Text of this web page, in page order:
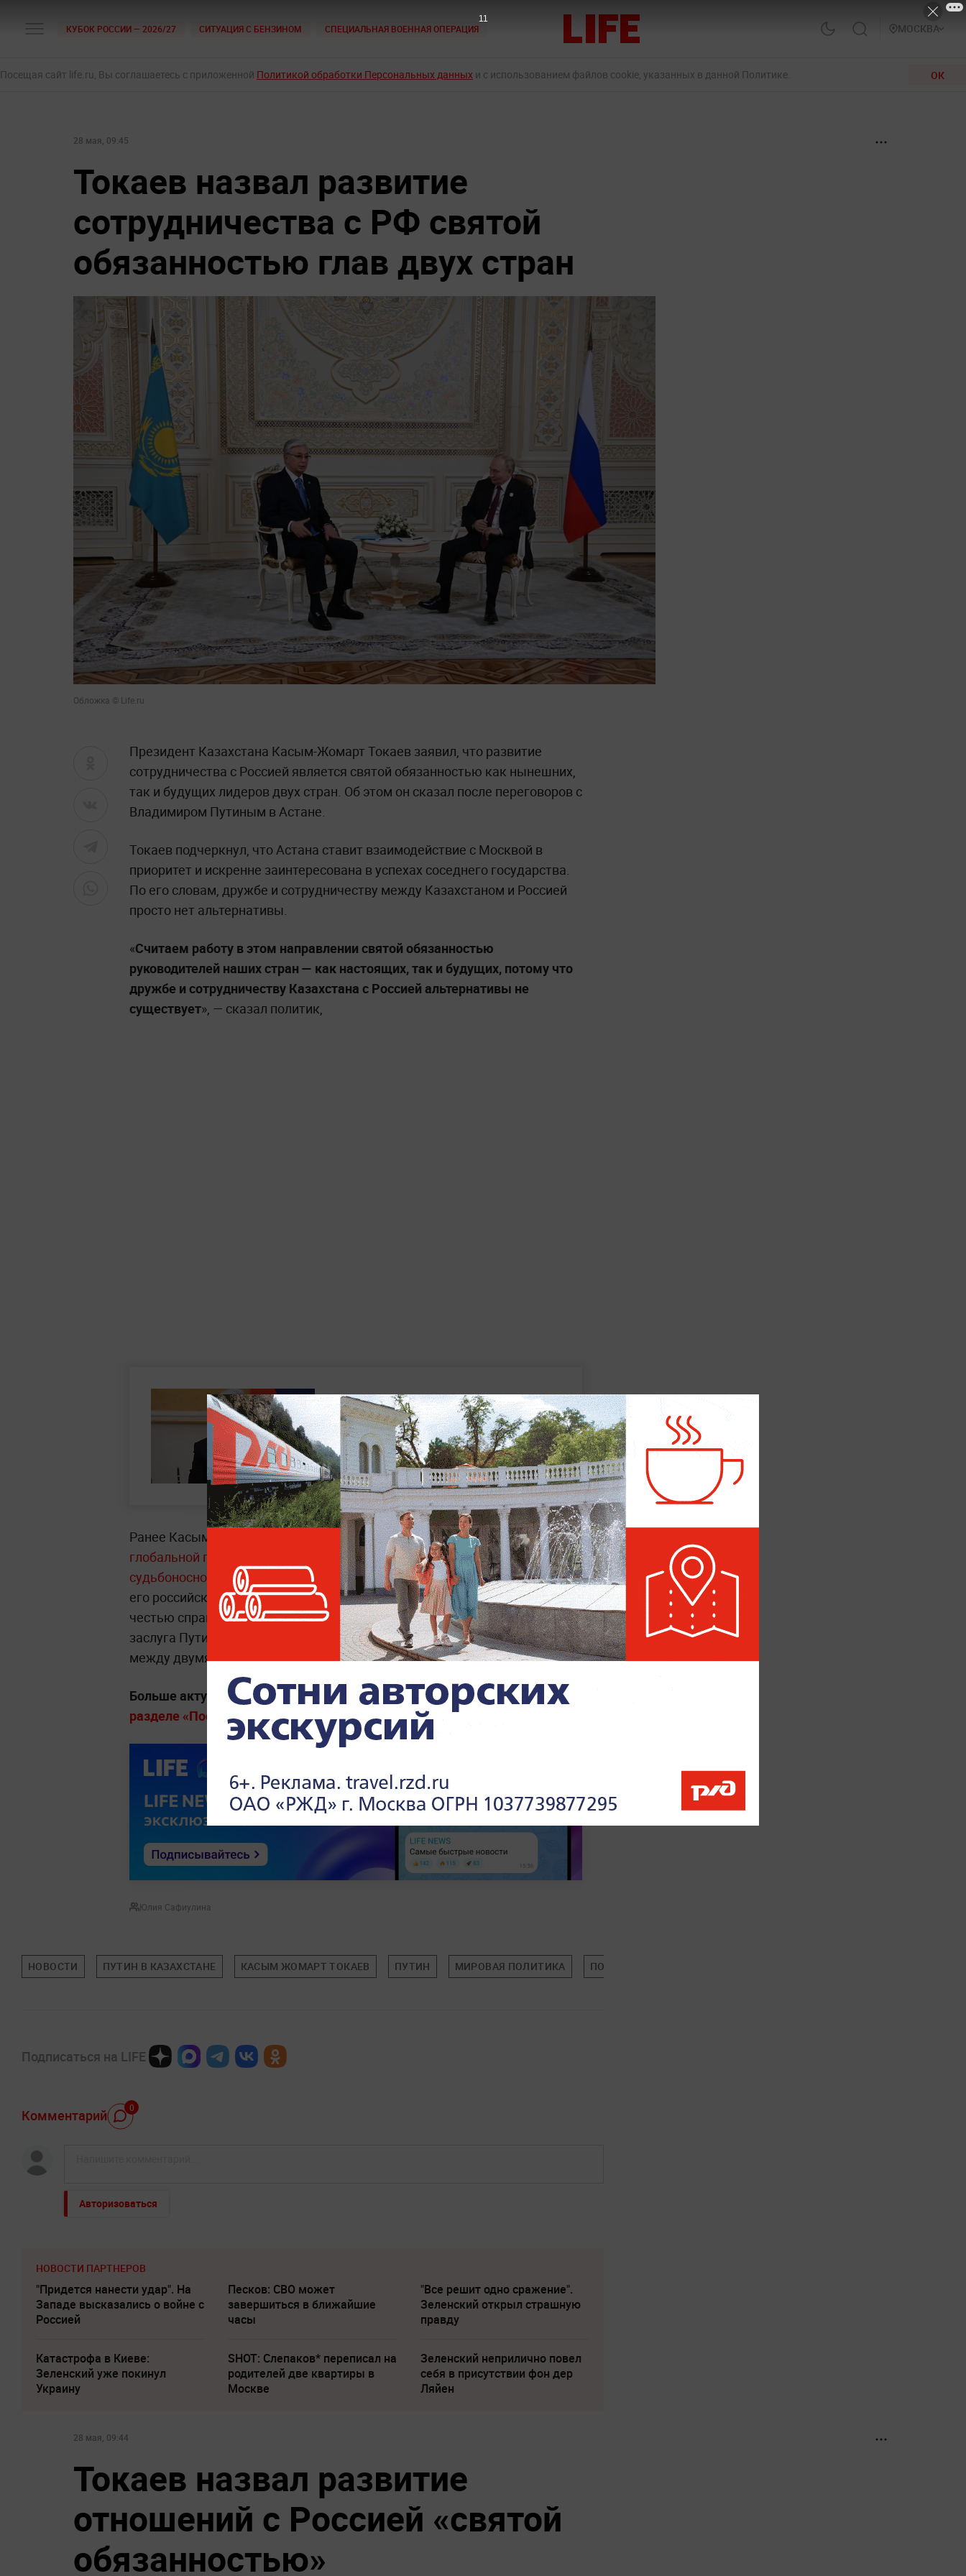
КУБОК РОССИИ — 2026/27 СИТУАЦИЯ С БЕНЗИНОМ СПЕЦИАЛЬНАЯ ВОЕННАЯ ОПЕРАЦИЯ МОСКВА
Посещая сайт life.ru, Вы соглашаетесь с приложенной Политикой обработки Персональных данных и с использованием файлов cookie, указанных в данной Политике. ОК
28 мая, 09:45
Токаев назвал развитие
сотрудничества с РФ святой
обязанностью глав двух стран
Обложка © Life.ru
Президент Казахстана Касым-Жомарт Токаев заявил, что развитие
сотрудничества с Россией является святой обязанностью как нынешних,
так и будущих лидеров двух стран. Об этом он сказал после переговоров с
Владимиром Путиным в Астане.
Токаев подчеркнул, что Астана ставит взаимодействие с Москвой в
приоритет и искренне заинтересована в успехах соседнего государства.
По его словам, дружбе и сотрудничеству между Казахстаном и Россией
просто нет альтернативы.
«Считаем работу в этом направлении святой обязанностью
руководителей наших стран — как настоящих, так и будущих, потому что
дружбе и сотрудничеству Казахстана с Россией альтернативы не
существует», — сказал политик,
Токаев: Визит Путина в
Казахстан войдёт в
летопись стратегического
партнёрства
Ранее Касым-Жомарт Токаев заявил, чтоВладимир Путин в условиях
глобальной перестройки миропорядка выполняет задачу, имеющую
судьбоносное значение для России. По словам казахстанского лидера,
его российский коллега возглавляет страну в сложнейшее время и с
честью справляется с этой ролью. Токаев также подчеркнул, что именно
заслуга Путина — нынешний беспрецедентный уровень отношений
между двумя государствами.
Больше актуальных событий в режиме реального времени —читайте в
разделе «Последние новости» на Life.ru.
Юлия Сафиулина
НОВОСТИ ПУТИН В КАЗАХСТАНЕ КАСЫМ ЖОМАРТ ТОКАЕВ ПУТИН МИРОВАЯ ПОЛИТИКА ПОЛИТИКА
Подписаться на LIFE
Комментарий 0
Авторизоваться
НОВОСТИ ПАРТНЕРОВ
"Придется нанести удар". На
Западе высказались о войне с
Россией
Песков: СВО может
завершиться в ближайшие
часы
"Все решит одно сражение".
Зеленский открыл страшную
правду
Катастрофа в Киеве:
Зеленский уже покинул
Украину
SHOT: Слепаков* переписал на
родителей две квартиры в
Москве
Зеленский неприлично повел
cебя в присутствии фон дер
Ляйен
28 мая, 09:44
Токаев назвал развитие
отношений с Россией «святой
обязанностью»
10